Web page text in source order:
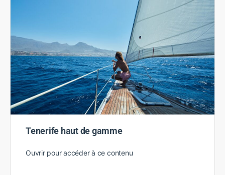
Gran Canaria – île aux mille contrastes
Ouvrir pour accéder à ce contenu
Tenerife haut de gamme
Ouvrir pour accéder à ce contenu